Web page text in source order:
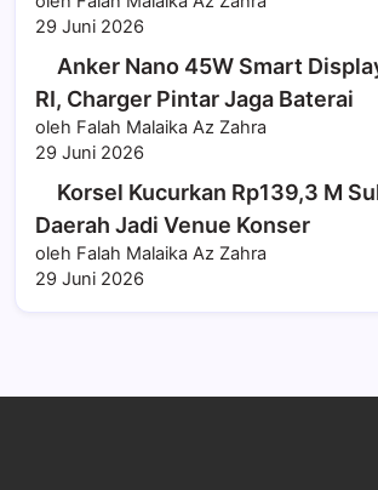
29 Juni 2026
Anker Nano 45W Smart
RI, Charger Pintar Jaga Baterai
oleh Falah Malaika Az Zahra
29 Juni 2026
Korsel Kucurkan Rp139,3 M
Daerah Jadi Venue Konser
oleh Falah Malaika Az Zahra
29 Juni 2026